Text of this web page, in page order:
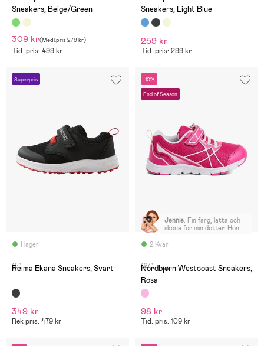
Sneakers, Beige/Green
309 kr(Medl.pris 279 kr)
Tid. pris: 499 kr
åring.
Sneakers, Light Blue
259 kr
Tid. pris: 299 kr
Superpris
I lager
(5)
Reima Ekana Sneakers, Svart
349 kr
Rek pris: 479 kr
-10%
End of Season
2 Kvar
Jennie: Fin färg, lätta och
sköna för min dotter. Hon
lite varmare tider.
(27)
Nordbjørn Westcoast Sneakers,
Rosa
98 kr
Tid. pris: 109 kr